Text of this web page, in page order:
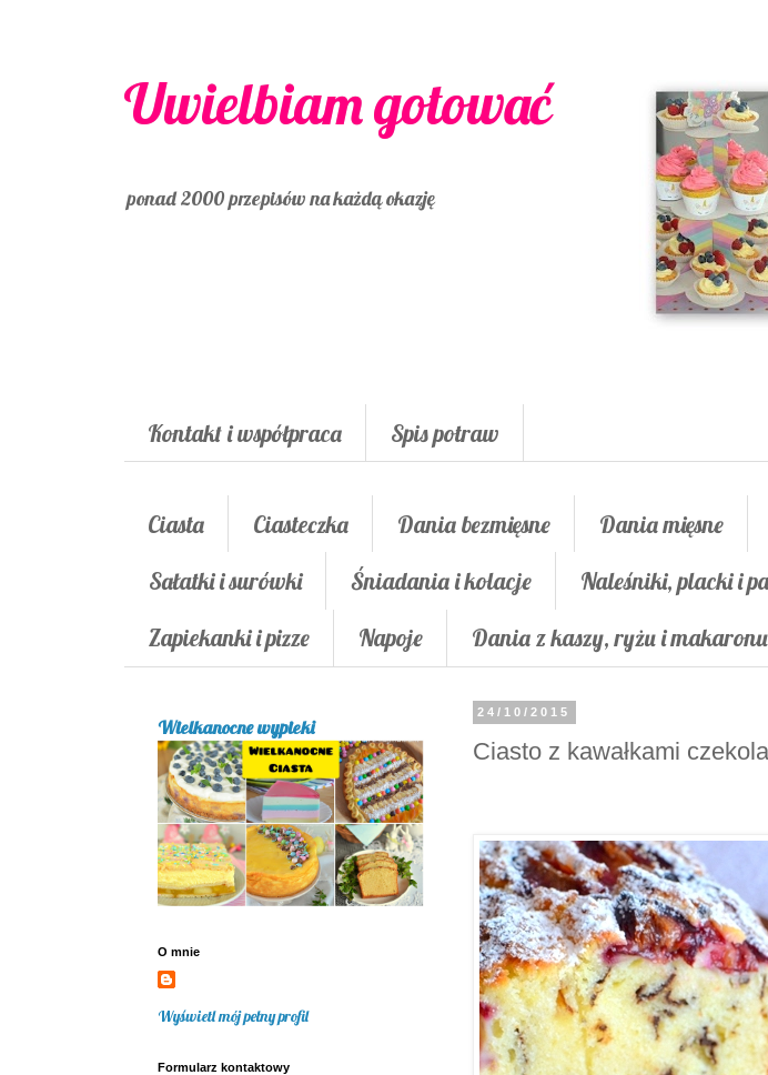
Uwielbiam gotować
ponad 2000 przepisów na każdą okazję
Kontakt i współpraca Spis potraw
Ciasta Ciasteczka Dania bezmięsne Dania mięsne
Sałatki i surówki
Śniadania i kolacje Naleśniki, placki i
Zapiekanki i pizze
Napoje Dania z kaszy, ryżu i makaronu
24/10/2015
Ciasto z kawałkami
Wielkanocne wypieki
O mnie
Wyświetl mój pełny profil
Formularz kontaktowy